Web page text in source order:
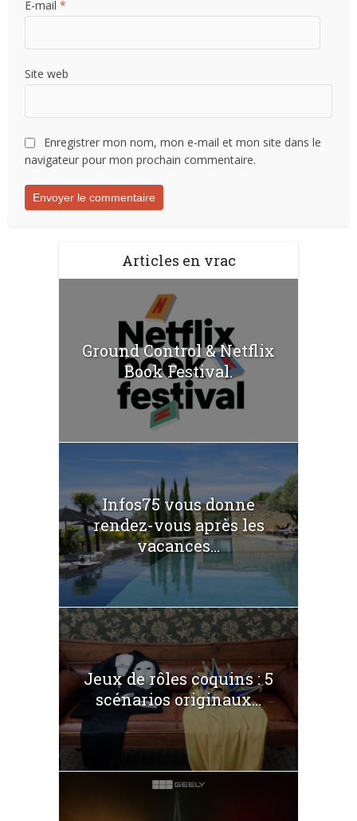
E-mail*
Site web
Enregistrer mon nom, mon e-mail et mon site dans le
navigateur pour mon prochain commentaire.
Articles en vrac
Ground Control & Netflix
Book Festival.
Infos75 vous donne
rendez-vous après les
vacances...
Jeux de rôles coquins : 5
scénarios originaux...